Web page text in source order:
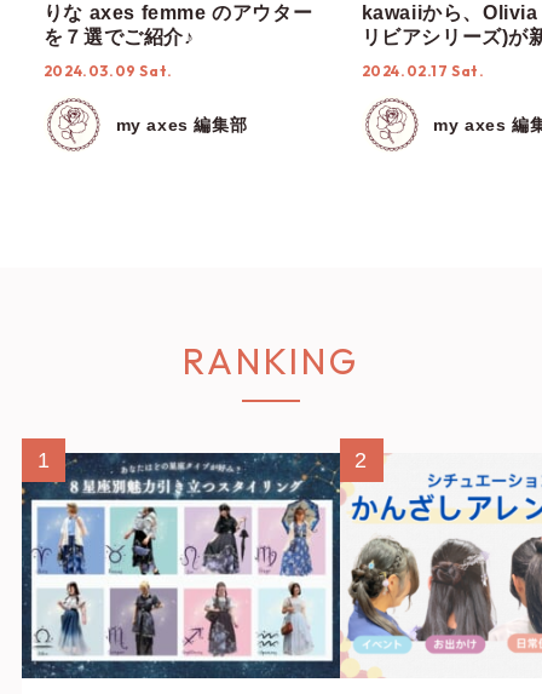
りな axes femme のアウター
を７選でご紹介♪
2024.03.09 Sat.
my axes 編集部
kawaiiから、
リビアシリーズ)が
2024.02.17 Sat.
my axes 編
RANKING
1 2